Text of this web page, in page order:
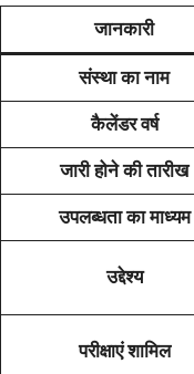
जानकारी
संस्था का नाम
कैलेंडर वर्ष
जारी होने की तारीख
उपलब्धता का माध्यम
उद्देश्य
परीक्षाएं शामिल